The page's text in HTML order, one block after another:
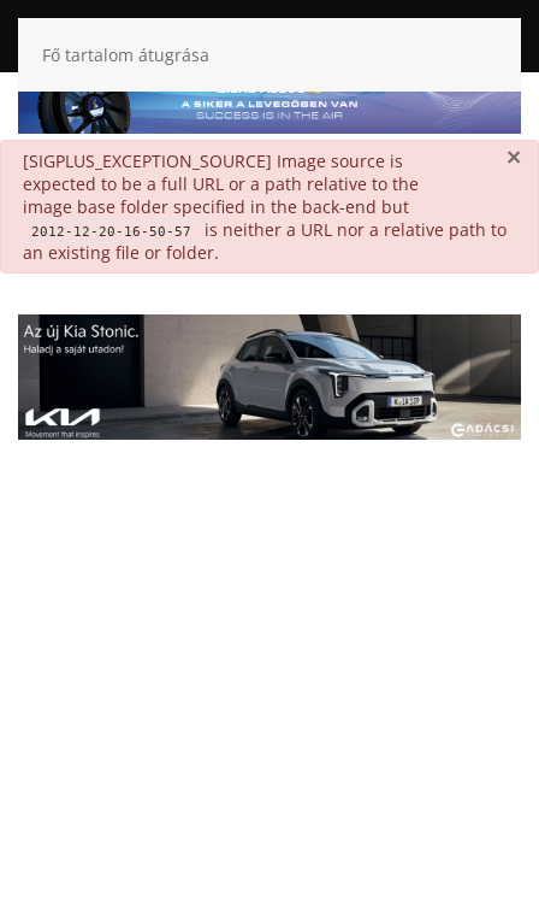
Fő tartalom átugrása
×
danger
[SIGPLUS_EXCEPTION_SOURCE] Image source is
expected to be a full URL or a path relative to the
image base folder specified in the back-end but
2012-12-20-16-50-57
is neither a URL nor a relative path to
an existing file or folder.